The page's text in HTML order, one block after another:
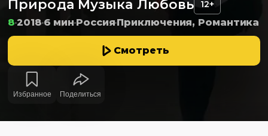
Природа Музыка Любовь 12+
8 20186 мин РоссияПриключения, Романтика
Смотреть
Избранное Поделиться